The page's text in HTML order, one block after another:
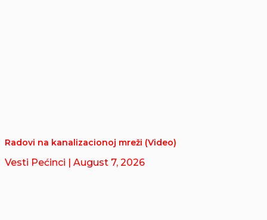
Radovi na kanalizacionoj mreži (Video)
Vesti Pećinci | August 7, 2026